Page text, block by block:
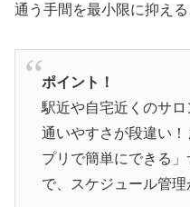
通う手間を最小限に抑える
ポイント！
駅近や自宅近くのサロ
通いやすさが段違い
プリで簡単にできる
で、スケジュール管理